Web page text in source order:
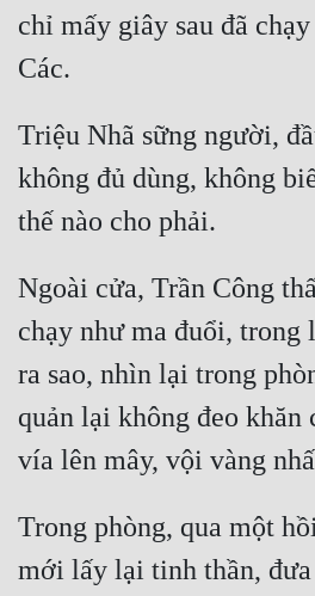
chỉ mấy giây sau đã
Triệu Nhã sững người,
không đủ dùng, không
Ngoài cửa, Trần Công
chạy như ma đuổi, trong
ra sao, nhìn lại trong
quản lại không đeo khăn
Trong phòng, qua một
mới lấy lại tinh thần,